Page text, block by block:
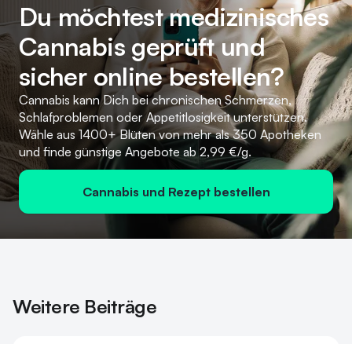
Du möchtest medizinisches
Cannabis geprüft und
sicher online bestellen?
Cannabis kann Dich bei chronischen Schmerzen,
Schlafproblemen oder Appetitlosigkeit unterstützen.
Wähle aus 1400+ Blüten von mehr als 350 Apotheken
und finde günstige Angebote ab 2,99 €/g.
Cannabis und Rezept bestellen
Weitere Beiträge